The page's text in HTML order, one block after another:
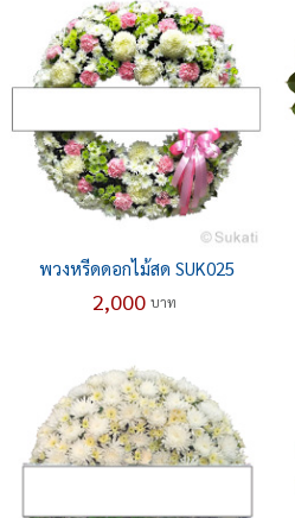
พวงหรีดดอกไม้สด SUK025
2,000 บาท